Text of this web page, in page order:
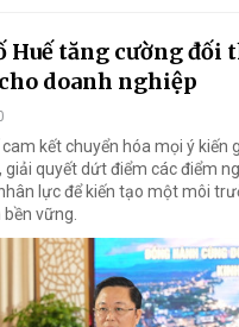
Huế tăng cường đối
doanh nghiệp
kết chuyển hóa mọi ý kiến
quyết dứt điểm các điểm
lực để kiến tạo một môi
vững.